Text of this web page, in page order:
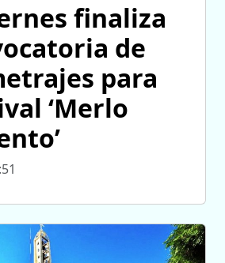
finaliza
de
para
‘Merlo